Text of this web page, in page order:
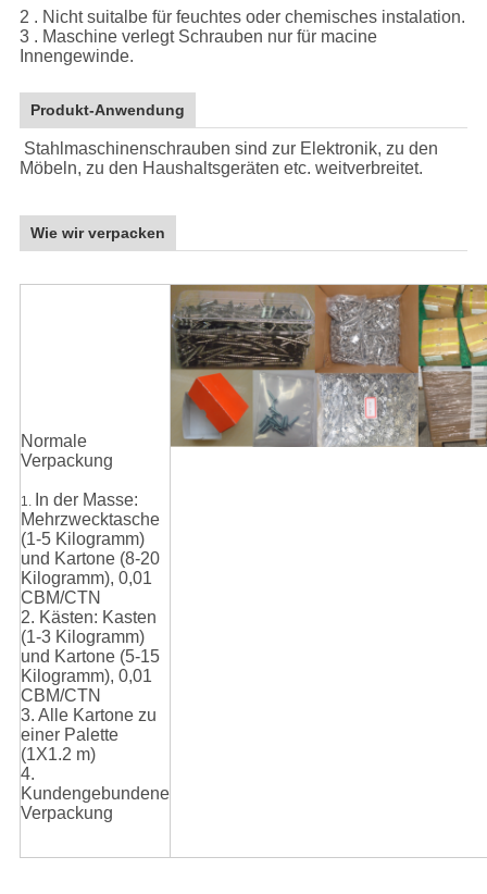
2 . Nicht suitalbe für feuchtes oder chemisches instalation.
3 . Maschine verlegt Schrauben nur für macine
Innengewinde.
Produkt-Anwendung
Stahlmaschinenschrauben sind zur Elektronik, zu den
Möbeln, zu den Haushaltsgeräten etc. weitverbreitet.
Wie wir verpacken
Normale
Verpackung
1. In der Masse:
Mehrzwecktasche
(1-5 Kilogramm)
und Kartone (8-20
Kilogramm), 0,01
CBM/CTN
2. Kästen: Kasten
(1-3 Kilogramm)
und Kartone (5-15
Kilogramm), 0,01
CBM/CTN
3. Alle Kartone zu
einer Palette
(1X1.2 m)
4.
Kundengebundene
Verpackung